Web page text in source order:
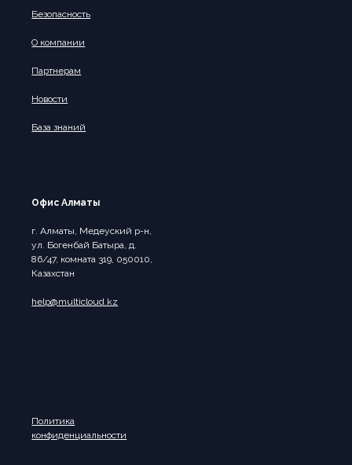
Безопасность
О компании
Партнерам
Новости
База знаний
Офис Алматы
г. Алматы, Медеуский р-н,
ул. Богенбай Батыра, д.
86/47, комната 319, 050010,
Казахстан
help@multicloud.kz
Политика
конфиденциальности